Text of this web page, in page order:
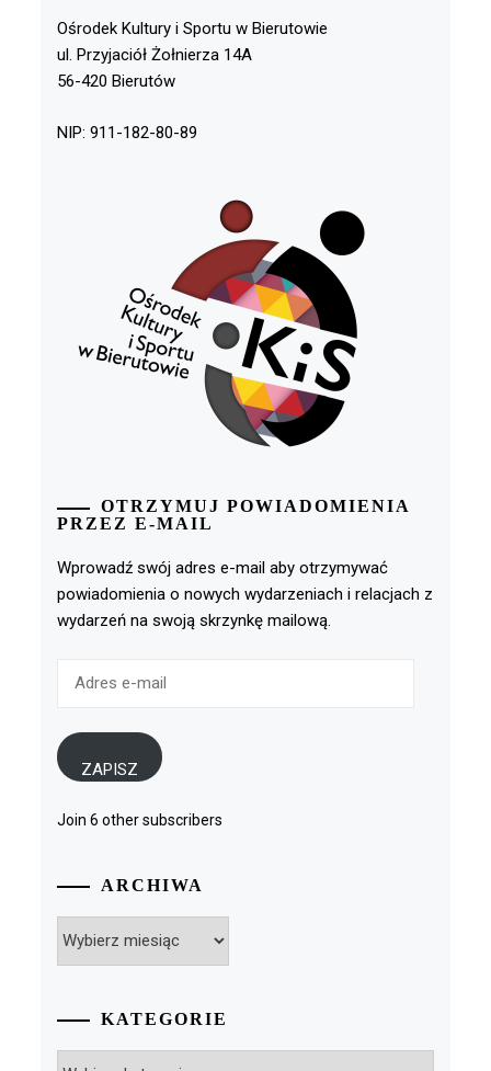
Ośrodek Kultury i Sportu w Bierutowie
ul. Przyjaciół Żołnierza 14A
56-420 Bierutów
NIP: 911-182-80-89
OTRZYMUJ POWIADOMIENIA
PRZEZ E-MAIL
Wprowadź swój adres e-mail aby otrzymywać
powiadomienia o nowych wydarzeniach i relacjach z
wydarzeń na swoją skrzynkę mailową.
ZAPISZ
Join 6 other subscribers
ARCHIWA
KATEGORIE